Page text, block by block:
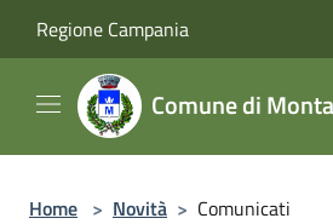
Regione Campania
Comune di
Home > Novità > Comunicati